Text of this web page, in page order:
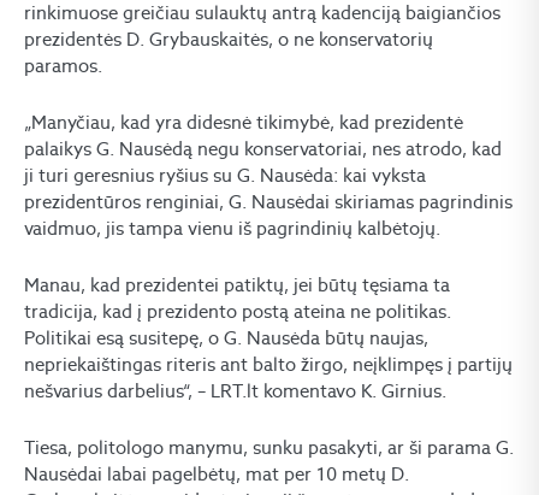
rinkimuose greičiau sulauktų antrą kadenciją baigiančios
prezidentės D. Grybauskaitės, o ne konservatorių
paramos.
„Manyčiau, kad yra didesnė tikimybė, kad prezidentė
palaikys G. Nausėdą negu konservatoriai, nes atrodo, kad
ji turi geresnius ryšius su G. Nausėda: kai vyksta
prezidentūros renginiai, G. Nausėdai skiriamas pagrindinis
vaidmuo, jis tampa vienu iš pagrindinių kalbėtojų.
Manau, kad prezidentei patiktų, jei būtų tęsiama ta
tradicija, kad į prezidento postą ateina ne politikas.
Politikai esą susitepę, o G. Nausėda būtų naujas,
nepriekaištingas riteris ant balto žirgo, neįklimpęs į partijų
nešvarius darbelius“, – LRT.lt komentavo K. Girnius.
Tiesa, politologo manymu, sunku pasakyti, ar ši parama G.
Nausėdai labai pagelbėtų, mat per 10 metų D.